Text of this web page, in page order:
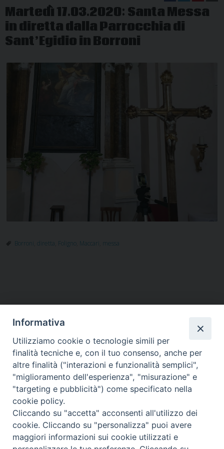
Martedì 17.03.2020: Santa Messa
in diretta dalla Parrocchia di
Sant’Egidio in Borroni
Borroni diretta Foligno Maccari messa
HOME VESCOVO ORARI MESSE
CURIA VESCOVILE
TUTELA MINORI
UFFICI PASTORALI PERSONE
VITA CONSACRATA
DOCUMENTI
CONTATTI
Copyright © 2018 Diocesi di Foligno /Curia . Piazza Mons. Faloci 3 - 06034
tel. 0742 350473 fax 0742 349021 email: info@diocesidifoligno.it . pec:
diocesidifoligno@pec.it
Informativa
Utilizziamo cookie o tecnologie simili per
finalità tecniche e, con il tuo consenso, anche per
altre finalità ("interazioni e funzionalità semplici",
"miglioramento dell'esperienza", "misurazione" e
"targeting e pubblicità") come specificato nella
cookie policy.
Cliccando su "accetta" acconsenti all'utilizzo dei
cookie. Cliccando su "personalizza" puoi avere
maggiori informazioni sui cookie utilizzati e